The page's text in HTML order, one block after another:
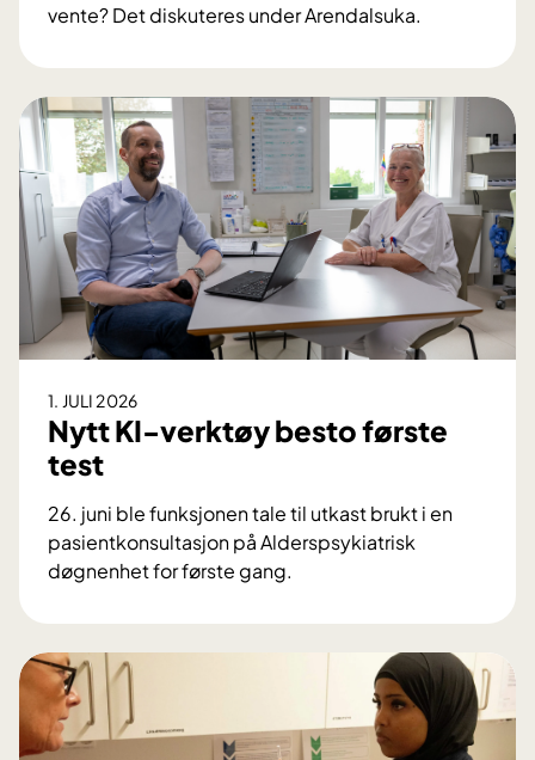
vente? Det diskuteres under Arendalsuka.
p
p
r
e
s
t
–
v
o
r
l
e
n
g
k
a
l
1. JULI 2026
Nytt KI-verktøy besto første
test
26. juni ble funksjonen tale til utkast brukt i en
pasientkonsultasjon på Alderspsykiatrisk
døgnenhet for første gang.
y
t
t
K
I